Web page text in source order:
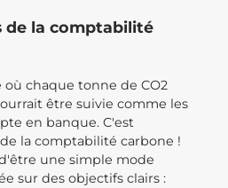
de la comptabilité
chaque tonne de CO2
être suivie comme les
en banque. C'est
la comptabilité carbone !
une simple mode
sur des objectifs clairs :